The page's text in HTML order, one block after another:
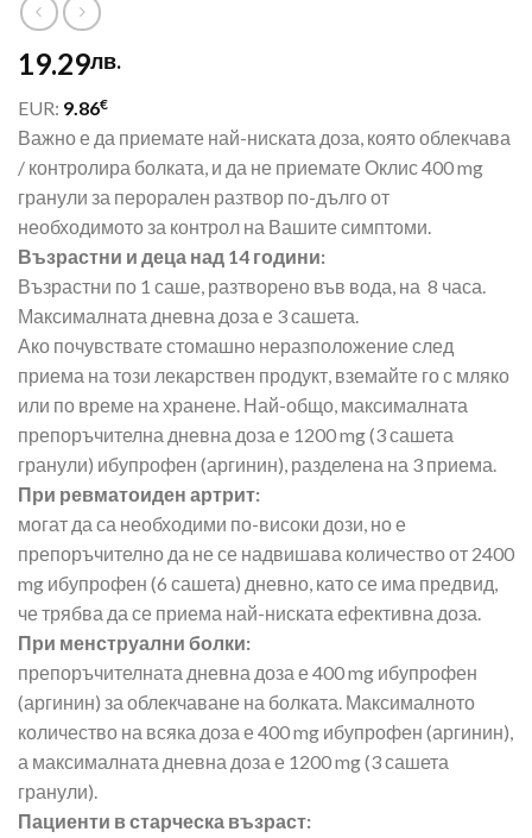
19.29лв.
EUR: 9.86€
Важно е да приемате най-ниската доза, която облекчава
/ контролира болката, и да не приемате Оклис 400 mg
гранули за перорален разтвор по-дълго от
необходимото за контрол на Вашите симптоми.
Възрастни и деца над 14 години:
Възрастни по 1 саше, разтворено във вода, на 8 часа.
Максималната дневна доза е 3 сашета.
Ако почувствате стомашно неразположение след
приема на този лекарствен продукт, вземайте го с мляко
или по време на хранене. Най-общо, максималната
препоръчителна дневна доза е 1200 mg (3 сашета
гранули) ибупрофен (аргинин), разделена на 3 приема.
При ревматоиден артрит:
могат да са необходими по-високи дози, но е
препоръчително да не се надвишава количество от 2400
mg ибупрофен (6 сашета) дневно, като се има предвид,
че трябва да се приема най-ниската ефективна доза.
При менструални болки:
препоръчителната дневна доза е 400 mg ибупрофен
(аргинин) за облекчаване на болката. Максималното
количество на всяка доза е 400 mg ибупрофен (аргинин),
а максималната дневна доза е 1200 mg (3 сашета
гранули).
Пациенти в старческа възраст: